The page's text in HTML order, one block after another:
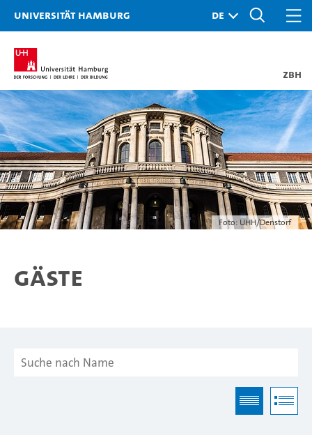
Universität Hamburg
ZBH
Foto: UHH/Denstorf
Gäste